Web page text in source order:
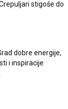
stigoše do
dobre energije,
i inspiracije